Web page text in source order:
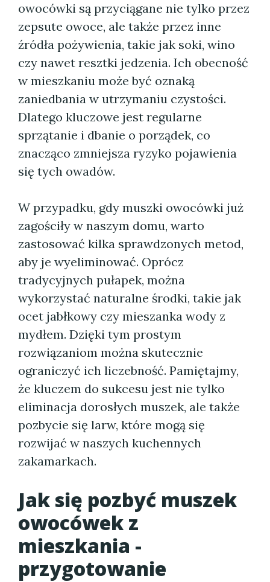
owocówki są przyciągane nie tylko przez
zepsute owoce, ale także przez inne
źródła pożywienia, takie jak soki, wino
czy nawet resztki jedzenia. Ich obecność
w mieszkaniu może być oznaką
zaniedbania w utrzymaniu czystości.
Dlatego kluczowe jest regularne
sprzątanie i dbanie o porządek, co
znacząco zmniejsza ryzyko pojawienia
się tych owadów.
W przypadku, gdy muszki owocówki już
zagościły w naszym domu, warto
zastosować kilka sprawdzonych metod,
aby je wyeliminować. Oprócz
tradycyjnych pułapek, można
wykorzystać naturalne środki, takie jak
ocet jabłkowy czy mieszanka wody z
mydłem. Dzięki tym prostym
rozwiązaniom można skutecznie
ograniczyć ich liczebność. Pamiętajmy,
że kluczem do sukcesu jest nie tylko
eliminacja dorosłych muszek, ale także
pozbycie się larw, które mogą się
rozwijać w naszych kuchennych
zakamarkach.
Jak się pozbyć muszek
owocówek z
mieszkania -
przygotowanie